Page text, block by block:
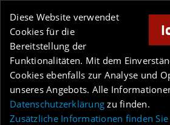
Online-Magazin für Minden
Diese Website verwendet
Cookies für die
Bereitstellung der
Funktionalitäten. Mit dem
Cookies ebenfalls zur Analyse und
unseres Angebots. Alle
Datenschutzerklärung zu finden.
Zusätzliche Informationen finden
MENÜ